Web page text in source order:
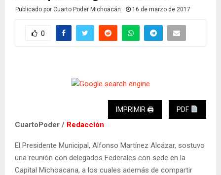
Publicado por Cuarto Poder Michoacán 16 de marzo de 2017
0
IMPRIMIR 🖨 PDF
CuartoPoder / Redacción
El Presidente Municipal, Alfonso Martínez Alcázar, sostuvo
una reunión con delegados Federales con sede en la
Capital Michoacana, a los cuales además de compartir